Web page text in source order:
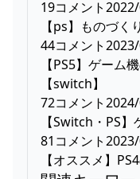
19コメント
【ps】ものづく
44コメント
【PS5】ゲーム
【switch】
72コメント
【Switch・PS
81コメント
【オススメ】